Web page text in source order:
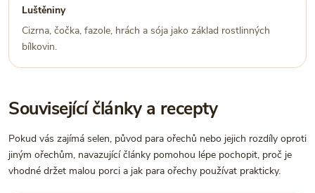
Luštěniny
Cizrna, čočka, fazole, hrách a sója jako základ rostlinných
bílkovin.
Související články a recepty
Pokud vás zajímá selen, původ para ořechů nebo jejich rozdíly oproti
jiným ořechům, navazující články pomohou lépe pochopit, proč je
vhodné držet malou porci a jak para ořechy používat prakticky.